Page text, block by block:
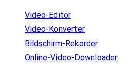
Video-Editor
Video-Konverter
Bildschirm-Rekorder
Online-Video-Downloader